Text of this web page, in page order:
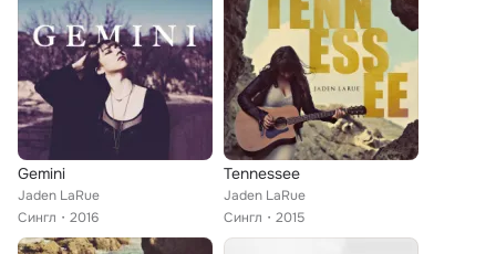
Gemini
Jaden LaRue
Сингл
2016
Tennessee
Jaden LaRue
Сингл
2015